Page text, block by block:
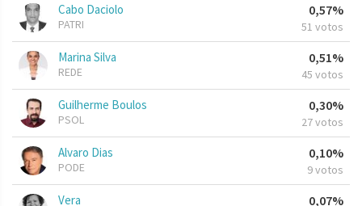
Cabo Daciolo
PATRI
0,57%
51 votos
Marina Silva
REDE
0,51%
45 votos
Guilherme Boulos
PSOL
0,30%
27 votos
Alvaro Dias
PODE
0,10%
9 votos
Vera 0,07%